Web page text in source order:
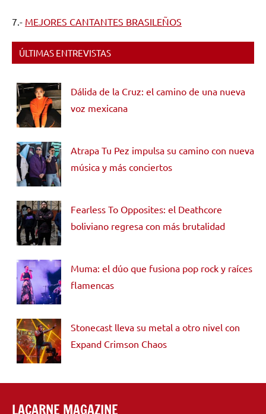
7.- MEJORES CANTANTES BRASILEÑOS
ÚLTIMAS ENTREVISTAS
Dálida de la Cruz: el camino de una nueva
voz mexicana
Atrapa Tu Pez impulsa su camino con nueva
música y más conciertos
Fearless To Opposites: el Deathcore
boliviano regresa con más brutalidad
Muma: el dúo que fusiona pop rock y raíces
flamencas
Stonecast lleva su metal a otro nivel con
Expand Crimson Chaos
LACARNE MAGAZINE